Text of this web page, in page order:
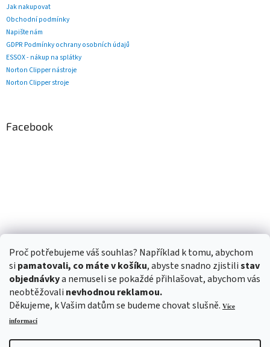
Proč potřebujeme váš souhlas? Například k tomu, abychom
si pamatovali, co máte v košíku, abyste snadno zjistilistav
objednávkya nemuseli se pokaždé přihlašovat, abychom vás
neobtěžovali nevhodnou reklamou.
Děkujeme, k Vašim datům se budeme chovat slušně. Více
informací
Jak nakupovat
Obchodní podmínky
Napište nám
GDPR Podmínky ochrany osobních údajů
ESSOX - nákup na splátky
Norton Clipper nástroje
Norton Clipper stroje
Facebook